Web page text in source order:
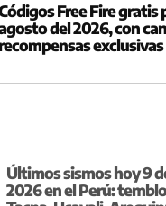
Free Fire gratis
del 2026, con
recompensas exclusivas
Últimos sismos hoy 9
2026 en el Perú: